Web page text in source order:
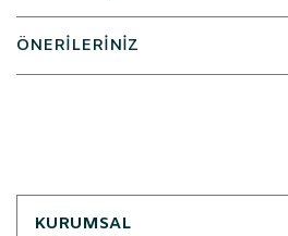
ÖNERİLERİNİZ
KURUMSAL